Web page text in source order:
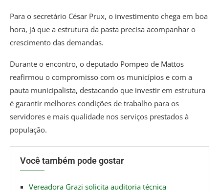
Para o secretário César Prux, o investimento chega em boa
hora, já que a estrutura da pasta precisa acompanhar o
crescimento das demandas.
Durante o encontro, o deputado Pompeo de Mattos
reafirmou o compromisso com os municípios e com a
pauta municipalista, destacando que investir em estrutura
é garantir melhores condições de trabalho para os
servidores e mais qualidade nos serviços prestados à
população.
Você também pode gostar
Vereadora Grazi solicita auditoria técnica